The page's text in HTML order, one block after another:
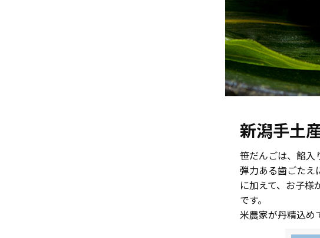
新潟手土
笹だんごは、餡入
弾力ある歯ごたえ
に加えて、お子様
です。
米農家が丹精込め